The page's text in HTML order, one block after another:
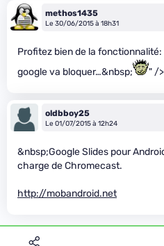
methos1435
Le 30/06/2015 à 18h31
Profitez bien de la
google va bloquer…&nbsp;
" />
oldbboy25
Le 01/07/2015 à 12h24
&nbsp;Google Slides pour
charge de Chromecast.
http://mobandroid.net